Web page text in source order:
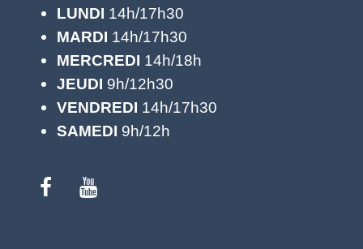
LUNDI 14h/17h30
MARDI 14h/17h30
MERCREDI 14h/18h
JEUDI 9h/12h30
VENDREDI 14h/17h30
SAMEDI 9h/12h